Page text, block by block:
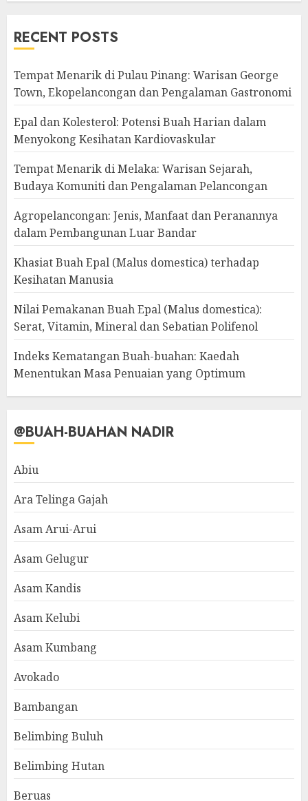
RECENT POSTS
Tempat Menarik di Pulau Pinang: Warisan George
Town, Ekopelancongan dan Pengalaman Gastronomi
Epal dan Kolesterol: Potensi Buah Harian dalam
Menyokong Kesihatan Kardiovaskular
Tempat Menarik di Melaka: Warisan Sejarah,
Budaya Komuniti dan Pengalaman Pelancongan
Agropelancongan: Jenis, Manfaat dan Peranannya
dalam Pembangunan Luar Bandar
Khasiat Buah Epal (Malus domestica) terhadap
Kesihatan Manusia
Nilai Pemakanan Buah Epal (Malus domestica):
Serat, Vitamin, Mineral dan Sebatian Polifenol
Indeks Kematangan Buah-buahan: Kaedah
Menentukan Masa Penuaian yang Optimum
@BUAH-BUAHAN NADIR
Abiu
Ara Telinga Gajah
Asam Arui-Arui
Asam Gelugur
Asam Kandis
Asam Kelubi
Asam Kumbang
Avokado
Bambangan
Belimbing Buluh
Belimbing Hutan
Beruas